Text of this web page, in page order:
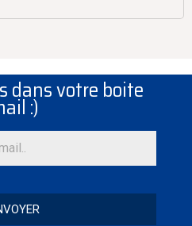
dans votre boite
:)